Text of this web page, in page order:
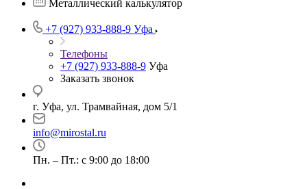
Металлический калькулятор
+7 (927) 933-888-9 Уфа
Телефоны
+7 (927) 933-888-9 Уфа
Заказать звонок
г. Уфа, ул. Трамвайная, дом 5/1
info@mirostal.ru
Пн. – Пт.: с 9:00 до 18:00